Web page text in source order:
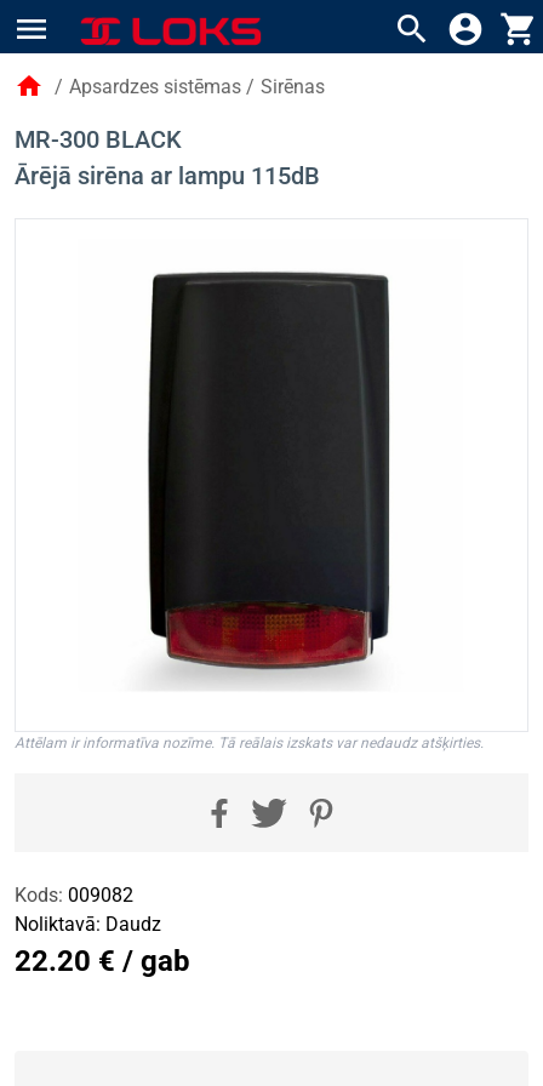
menu search account_circle shopping_cart
home / Apsardzes sistēmas / Sirēnas
MR-300 BLACK
Ārējā sirēna ar lampu 115dB
Attēlam ir informatīva nozīme. Tā reālais izskats var nedaudz atšķirties.
Kods: 009082
Noliktavā: Daudz
22.20 € / gab